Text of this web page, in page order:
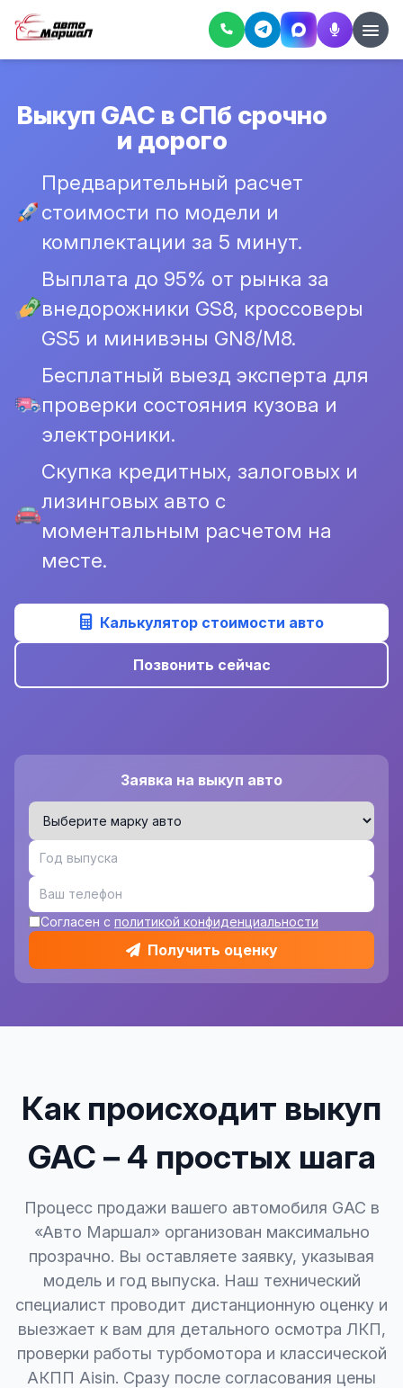
Выкуп GAC в СПб срочно
и дорого
Предварительный расчет
стоимости по модели и
комплектации за 5 минут.
Выплата до 95% от рынка за
внедорожники GS8, кроссоверы
GS5 и минивэны GN8/M8.
Бесплатный выезд эксперта для
проверки состояния кузова и
электроники.
Скупка кредитных, залоговых и
лизинговых авто с
моментальным расчетом на
месте.
Калькулятор стоимости авто
Позвонить сейчас
Заявка на выкуп авто
Согласен с политикой конфиденциальности
Получить оценку
Как происходит выкуп
GAC – 4 простых шага
Процесс продажи вашего автомобиля GAC в
«Авто Маршал» организован максимально
прозрачно. Вы оставляете заявку, указывая
модель и год выпуска. Наш технический
специалист проводит дистанционную оценку и
выезжает к вам для детального осмотра ЛКП,
проверки работы турбомотора и классической
АКПП Aisin. Сразу после согласования цены